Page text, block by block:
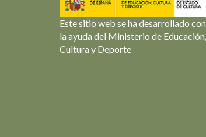
Este sitio web se ha desarrollado con
la ayuda del Ministerio de Educación,
Cultura y Deporte